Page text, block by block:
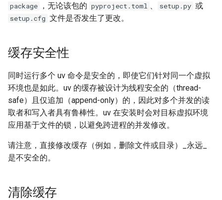
package
，无论该包的 pyproject.toml setup.py 或
setup.cfg 文件是否发生了更改。
缓存安全性
同时运行多个 uv 命令是安全的，即使它们针对同一个虚拟
环境也是如此。uv 的缓存被设计为线程安全的（thread-
safe）且仅追加（append-only）的，因此对多个并发的读
取者和写入者具有鲁棒性。uv 在安装时会对目标虚拟环境
应用基于文件的锁，以避免跨进程的并发修改。
请注意，直接修改缓存（例如，删除文件或目录）_永远_
是不安全的。
清除缓存